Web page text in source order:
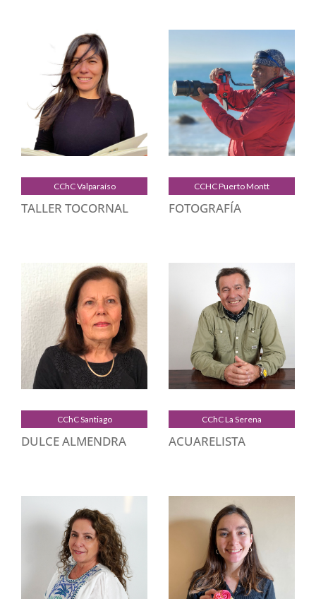
CChC Valparaíso
TALLER TOCORNAL
CCHC Puerto Montt
FOTOGRAFÍA
CChC Santiago
DULCE ALMENDRA
CChC La Serena
ACUARELISTA